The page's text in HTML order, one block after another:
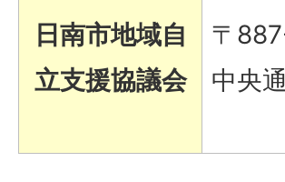
日南市地域自
立支援協議会
〒
中央